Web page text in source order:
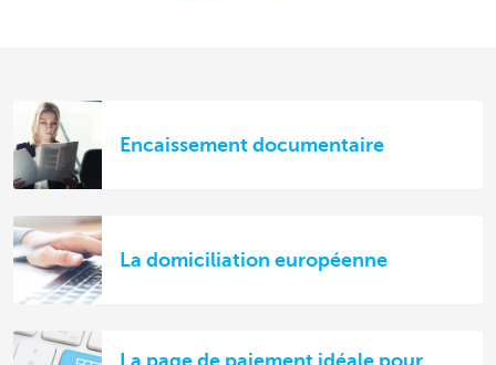
Encaissement documentaire
La domiciliation européenne
La page de paiement idéale pour